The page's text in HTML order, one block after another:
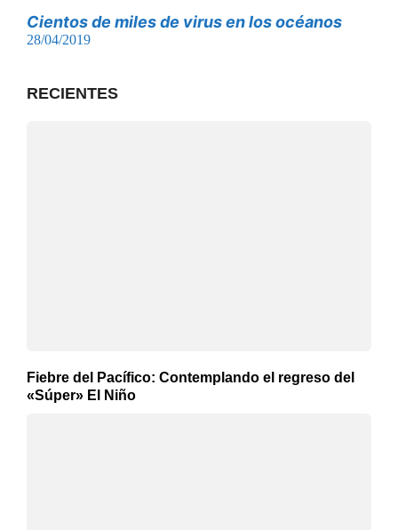
Cientos de miles de virus en los océanos
28/04/2019
RECIENTES
Fiebre del Pacífico: Contemplando el regreso del
«Súper» El Niño